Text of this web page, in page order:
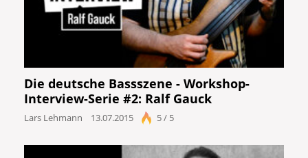
Die deutsche Bassszene - Workshop-
Interview-Serie #2: Ralf Gauck
Lars Lehmann 13.07.2015 5 / 5